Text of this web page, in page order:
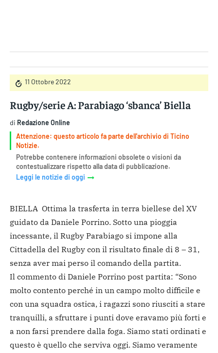
11 Ottobre 2022
Rugby/serie A: Parabiago ‘sbanca’ Biella
di Redazione Online
Attenzione: questo articolo fa parte dell'archivio di Ticino
Notizie.
Potrebbe contenere informazioni obsolete o visioni da
contestualizzare rispetto alla data di pubblicazione.
Leggi le notizie di oggi
BIELLA Ottima la trasferta in terra biellese del XV
guidato da Daniele Porrino. Sotto una pioggia
incessante, il Rugby Parabiago si impone alla
Cittadella del Rugby con il risultato finale di 8 – 31,
senza aver mai perso il comando della partita.
Il commento di Daniele Porrino post partita: “Sono
molto contento perché in un campo molto difficile e
con una squadra ostica, i ragazzi sono riusciti a stare
tranquilli, a sfruttare i punti dove eravamo più forti e
a non farsi prendere dalla foga. Siamo stati ordinati e
questo è quello che serviva oggi. Siamo veramente